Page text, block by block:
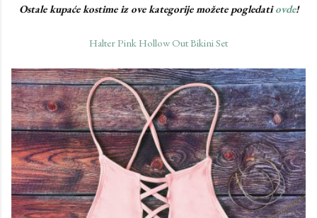
Ostale kupaće kostime iz ove kategorije možete pogledatiovde!
Halter Pink Hollow Out Bikini Set